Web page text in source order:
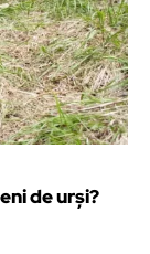
de urși?